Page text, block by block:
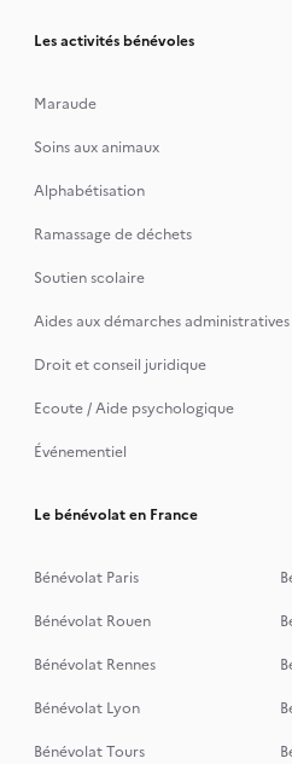
Les activités bénévoles
Maraude
Soins aux animaux
Alphabétisation
Ramassage de déchets
Soutien scolaire
Aides aux démarches administratives
Droit et conseil juridique
Ecoute / Aide psychologique
Événementiel
Le bénévolat en France
Bénévolat Paris
Bénévolat Rouen
Bénévolat Rennes
Bénévolat Lyon
Bénévolat Tours